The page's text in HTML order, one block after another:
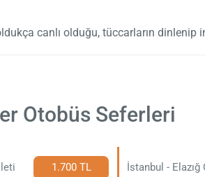
canlı olduğu, tüccarların dinlenip
Otobüs Seferleri
1.700 TL İstanbul -